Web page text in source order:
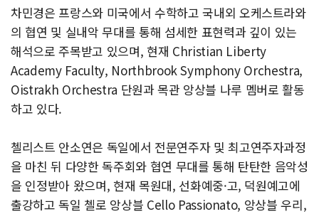
차민경은 프랑스와 미국에서 수학하고 국내외 오케스트라와
의 협연 및 실내악 무대를 통해 섬세한 표현력과 깊이 있는
해석으로 주목받고 있으며, 현재 Christian Liberty
Academy Faculty, Northbrook Symphony Orchestra,
Oistrakh Orchestra 단원과 목관 앙상블 나루 멤버로 활동
하고 있다.
첼리스트 안소연은 독일에서 전문연주자 및 최고연주자과정
을 마친 뒤 다양한 독주회와 협연 무대를 통해 탄탄한 음악성
을 인정받아 왔으며, 현재 목원대, 선화예중·고, 덕원예고에
출강하고 독일 첼로 앙상블 Cello Passionato, 앙상블 우리,